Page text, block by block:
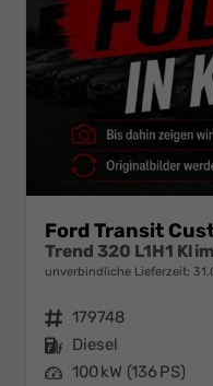
Ford Transit
unverbindliche Lieferzeit:
Fahrzeugnr. 179748
Kraftstoff Diesel
Leistung 100 kW (136 PS)